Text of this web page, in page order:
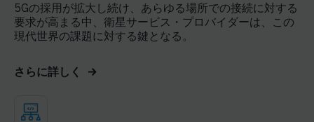
5Gの採用が拡大し続け、あらゆる場所での接続に対する
要求が高まる中、衛星サービス・プロバイダーは、この
現代世界の課題に対する鍵となる。
さらに詳しく